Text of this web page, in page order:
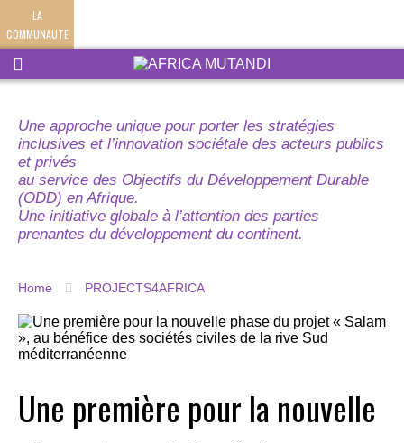
LA
COMMUNAUTE
Une approche unique pour porter les stratégies
inclusives et l’innovation sociétale des acteurs publics
et privés
au service des Objectifs du Développement Durable
(ODD) en Afrique.
Une initiative globale à l’attention des parties
prenantes du développement du continent.
Home PROJECTS4AFRICA
Une première pour la nouvelle